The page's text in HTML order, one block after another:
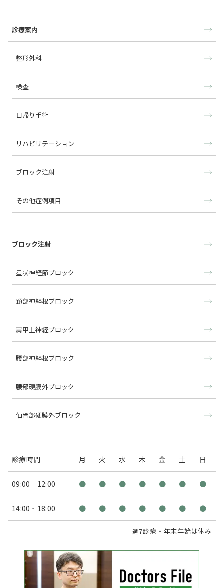
診療案内
整形外科
検査
日帰り手術
リハビリテーション
ブロック注射
その他症例項目
ブロック注射
星状神経節ブロック
頚部神経根ブロック
肩甲上神経ブロック
腰部神経根ブロック
腰部硬膜外ブロック
仙骨部硬膜外ブロック
診療時間 月 火 水 木 金 土 日
09:00‐12:00 ● ● ● ● ● ● ●
14:00‐18:00 ● ● ● ● ● ● ●
週7診療・年末年始は休み